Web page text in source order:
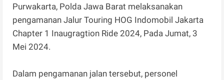
Purwakarta, Polda Jawa Barat melaksanakan
pengamanan Jalur Touring HOG Indomobil Jakarta
Chapter 1 Inaugragtion Ride 2024, Pada Jumat, 3
Mei 2024.
Dalam pengamanan jalan tersebut, personel